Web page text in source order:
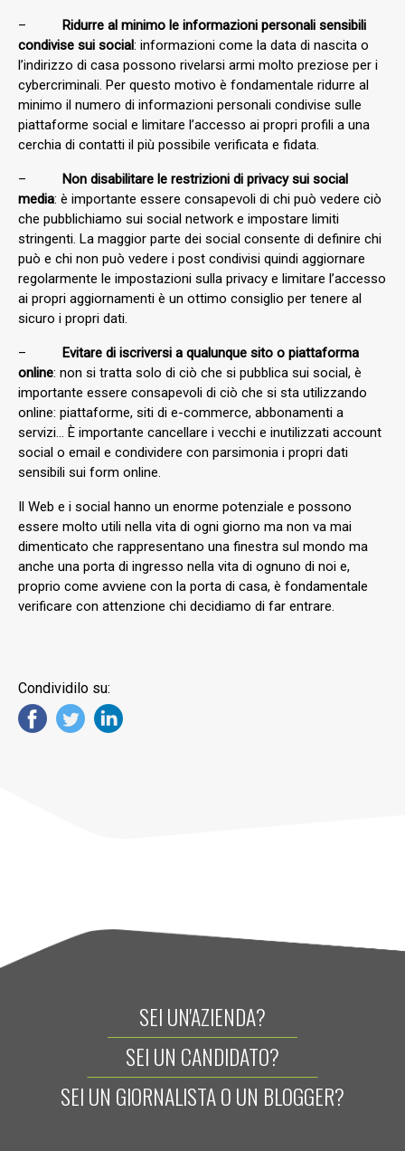
– Ridurre al minimo le informazioni personali sensibili
condivise sui social: informazioni come la data di nascita o
l’indirizzo di casa possono rivelarsi armi molto preziose per i
cybercriminali. Per questo motivo è fondamentale ridurre al
minimo il numero di informazioni personali condivise sulle
piattaforme social e limitare l’accesso ai propri profili a una
cerchia di contatti il più possibile verificata e fidata.
– Non disabilitare le restrizioni di privacy sui social
media: è importante essere consapevoli di chi può vedere ciò
che pubblichiamo sui social network e impostare limiti
stringenti. La maggior parte dei social consente di definire chi
può e chi non può vedere i post condivisi quindi aggiornare
regolarmente le impostazioni sulla privacy e limitare l’accesso
ai propri aggiornamenti è un ottimo consiglio per tenere al
sicuro i propri dati.
– Evitare di iscriversi a qualunque sito o piattaforma
online: non si tratta solo di ciò che si pubblica sui social, è
importante essere consapevoli di ciò che si sta utilizzando
online: piattaforme, siti di e-commerce, abbonamenti a
servizi… È importante cancellare i vecchi e inutilizzati account
social o email e condividere con parsimonia i propri dati
sensibili sui form online.
Il Web e i social hanno un enorme potenziale e possono
essere molto utili nella vita di ogni giorno ma non va mai
dimenticato che rappresentano una finestra sul mondo ma
anche una porta di ingresso nella vita di ognuno di noi e,
proprio come avviene con la porta di casa, è fondamentale
verificare con attenzione chi decidiamo di far entrare.
Condividilo su:
SEI UN'AZIENDA?
SEI UN CANDIDATO?
SEI UN GIORNALISTA O UN BLOGGER?